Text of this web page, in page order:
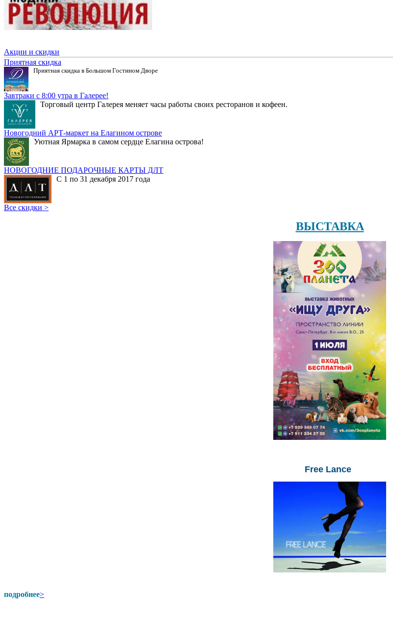
Акции и скидки
Приятная скидка
Приятная скидка в Большом Гостином Дворе
Завтраки с 8:00 утра в Галерее!
Торговый центр Галерея меняет часы работы своих ресторанов и кофеен.
Новогодний АРТ-маркет на Елагином острове
Уютная Ярмарка в самом сердце Елагина острова!
НОВОГОДНИЕ ПОДАРОЧНЫЕ КАРТЫ ДЛТ
С 1 по 31 декабря 2017 года
Все скидки >
ВЫСТАВКА
Free Lance
подробнее>